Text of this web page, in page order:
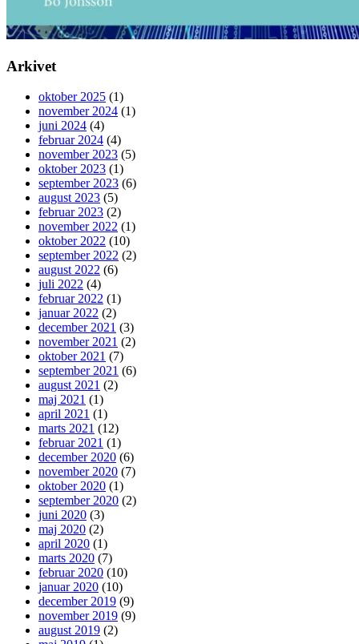
Arkivet
oktober 2025 (1)
november 2024 (1)
juni 2024 (4)
februar 2024 (4)
november 2023 (5)
oktober 2023 (1)
september 2023 (6)
august 2023 (5)
februar 2023 (2)
november 2022 (1)
oktober 2022 (10)
september 2022 (2)
august 2022 (6)
juli 2022 (4)
februar 2022 (1)
januar 2022 (2)
december 2021 (3)
november 2021 (2)
oktober 2021 (7)
september 2021 (6)
august 2021 (2)
maj 2021 (1)
april 2021 (1)
marts 2021 (12)
februar 2021 (1)
december 2020 (6)
november 2020 (7)
oktober 2020 (1)
september 2020 (2)
juni 2020 (3)
maj 2020 (2)
april 2020 (1)
marts 2020 (7)
februar 2020 (10)
januar 2020 (10)
december 2019 (9)
november 2019 (9)
august 2019 (2)